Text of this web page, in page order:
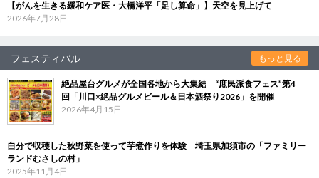
【がんを生きる緩和ケア医・大橋洋平「足し算命」】天空を見上げて
2026年7月28日
フェスティバル もっと見る
絶品屋台グルメが全国各地から大集結 “庶民派食フェス”第4
回「川口×絶品グルメビール＆日本酒祭り2026」を開催
2026年4月15日
自分で収穫した秋野菜を使って芋煮作りを体験 埼玉県加須市の「ファミリー
ランドむさしの村」
2025年11月4日